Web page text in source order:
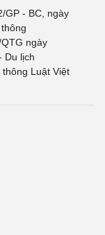
GP - BC, ngày
ngày
Du lịch
Luật Việt